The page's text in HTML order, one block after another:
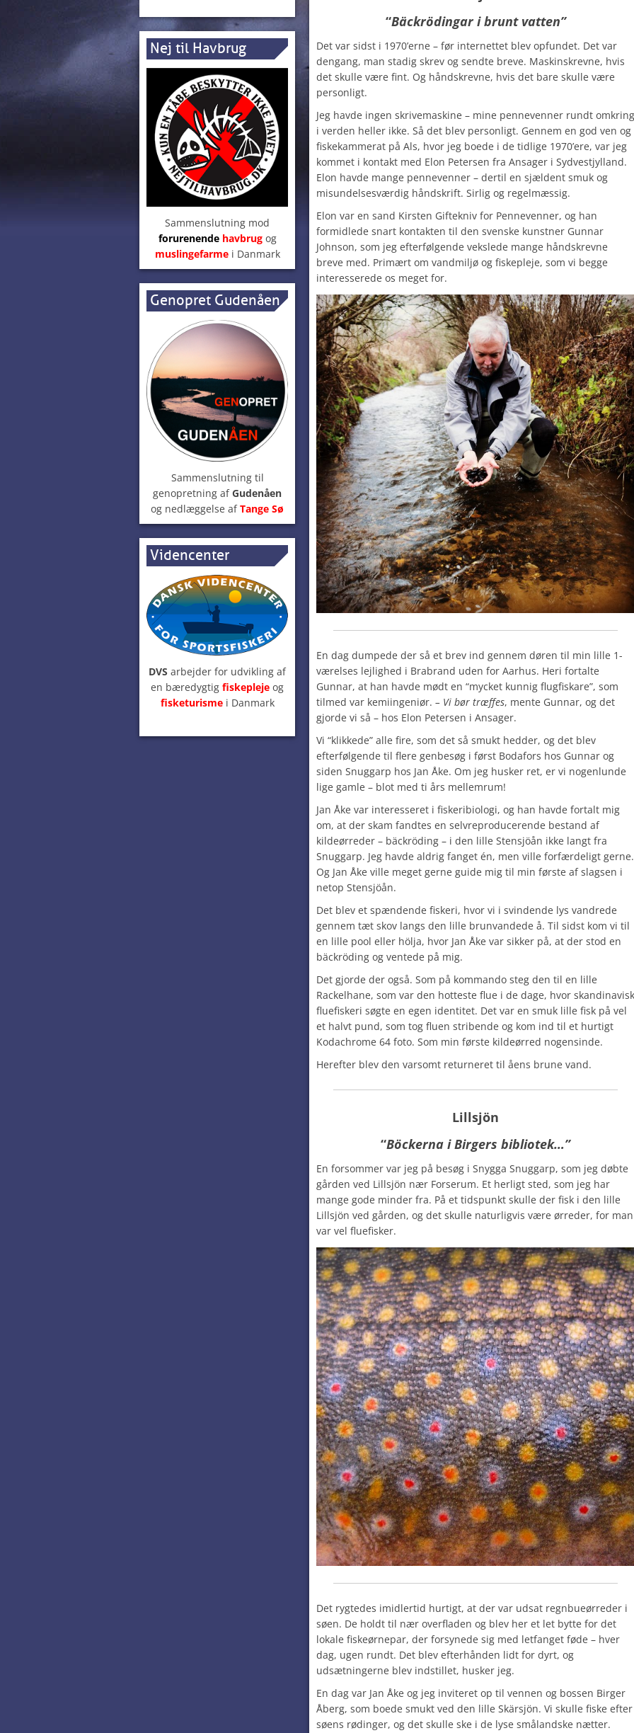
Nej til Havbrug
Sammenslutning mod
forurenendehavbrugog
muslingefarmei Danmark
Genopret Gudenåen
Sammenslutning til
genopretning afGudenåen
og nedlæggelse afTange Sø
Videncenter
DVS arbejder for udvikling af
en bæredygtig fiskepleje og
fisketurisme i Danmark
“Bäckrödingar i brunt vatten”
Det var sidst i 1970’erne – før internettet blev opfundet. Det var
dengang, man stadig skrev og sendte breve. Maskinskrevne, hvis
det skulle være fint. Og håndskrevne, hvis det bare skulle være
personligt.
Jeg havde ingen skrivemaskine – mine pennevenner rundt omkring
i verden heller ikke. Så det blev personligt. Gennem en god ven og
fiskekammerat på Als, hvor jeg boede i de tidlige 1970’ere, var jeg
kommet i kontakt med Elon Petersen fra Ansager i Sydvestjylland.
Elon havde mange pennevenner – dertil en sjældent smuk og
misundelsesværdig håndskrift. Sirlig og regelmæssig.
Elon var en sand Kirsten Giftekniv for Pennevenner, og han
formidlede snart kontakten til den svenske kunstner Gunnar
Johnson, som jeg efterfølgende vekslede mange håndskrevne
breve med. Primært om vandmiljø og fiskepleje, som vi begge
interesserede os meget for.
En dag dumpede der så et brev ind gennem døren til min lille 1-
værelses lejlighed i Brabrand uden for Aarhus. Heri fortalte
Gunnar, at han havde mødt en “mycket kunnig flugfiskare”, som
tilmed var kemiingeniør. – Vi bør træffes, mente Gunnar, og det
gjorde vi så – hos Elon Petersen i Ansager.
Vi “klikkede” alle fire, som det så smukt hedder, og det blev
efterfølgende til flere genbesøg i først Bodafors hos Gunnar og
siden Snuggarp hos Jan Åke. Om jeg husker ret, er vi nogenlunde
lige gamle – blot med ti års mellemrum!
Jan Åke var interesseret i fiskeribiologi, og han havde fortalt mig
om, at der skam fandtes en selvreproducerende bestand af
kildeørreder – bäckröding – i den lille Stensjöån ikke langt fra
Snuggarp. Jeg havde aldrig fanget én, men ville forfærdeligt gerne.
Og Jan Åke ville meget gerne guide mig til min første af slagsen i
netop Stensjöån.
Det blev et spændende fiskeri, hvor vi i svindende lys vandrede
gennem tæt skov langs den lille brunvandede å. Til sidst kom vi til
en lille pool eller hölja, hvor Jan Åke var sikker på, at der stod en
bäckröding og ventede på mig.
Det gjorde der også. Som på kommando steg den til en lille
Rackelhane, som var den hotteste flue i de dage, hvor skandinavisk
fluefiskeri søgte en egen identitet. Det var en smuk lille fisk på vel
et halvt pund, som tog fluen stribende og kom ind til et hurtigt
Kodachrome 64 foto. Som min første kildeørred nogensinde.
Herefter blev den varsomt returneret til åens brune vand.
Lillsjön
“Böckerna i Birgers bibliotek…”
En forsommer var jeg på besøg i Snygga Snuggarp, som jeg døbte
gården ved Lillsjön nær Forserum. Et herligt sted, som jeg har
mange gode minder fra. På et tidspunkt skulle der fisk i den lille
Lillsjön ved gården, og det skulle naturligvis være ørreder, for man
var vel fluefisker.
Det rygtedes imidlertid hurtigt, at der var udsat regnbueørreder i
søen. De holdt til nær overfladen og blev her et let bytte for det
lokale fiskeørnepar, der forsynede sig med letfanget føde – hver
dag, ugen rundt. Det blev efterhånden lidt for dyrt, og
udsætningerne blev indstillet, husker jeg.
En dag var Jan Åke og jeg inviteret op til vennen og bossen Birger
Åberg, som boede smukt ved den lille Skärsjön. Vi skulle fiske efter
søens rødinger, og det skulle ske i de lyse smålandske nætter.